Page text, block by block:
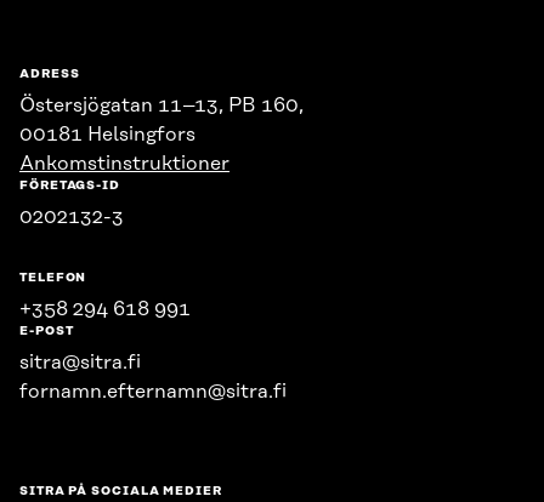
ADRESS
Östersjögatan 11–13, PB 160,
00181 Helsingfors
Ankomstinstruktioner
FÖRETAGS-ID
0202132-3
TELEFON
+358 294 618 991
E-POST
sitra@sitra.fi
fornamn.efternamn@sitra.fi
SITRA PÅ SOCIALA MEDIER